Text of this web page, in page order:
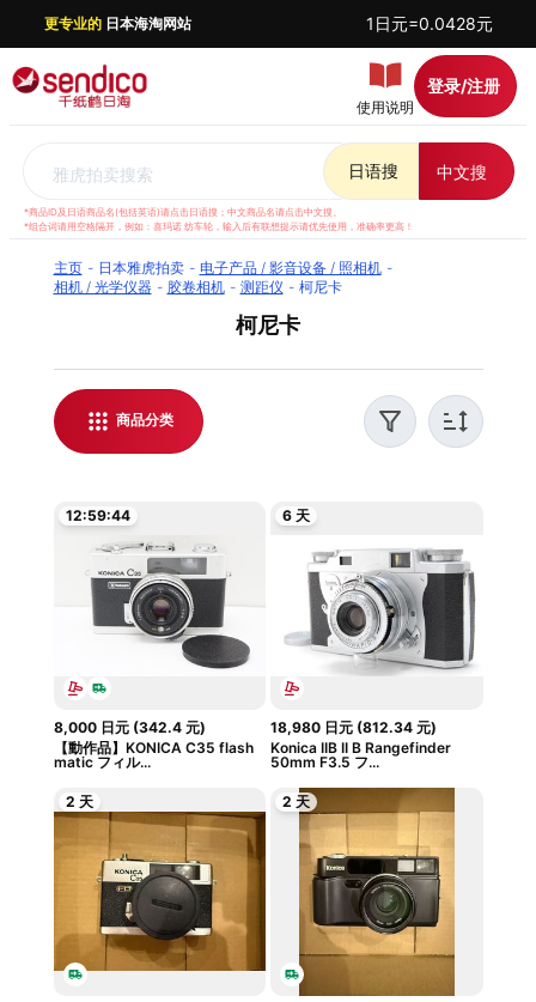
更专业的日本海淘网站 1日元=0.0428元
使用说明
登录/注册
雅虎拍卖搜索 日语搜 中文搜
*商品ID及日语商品名(包括英语)请点击日语搜；中文商品名请点击中文搜。
*组合词请用空格隔开，例如：喜玛诺 纺车轮，输入后有联想提示请优先使用，准确率更高！
主页 日本雅虎拍卖
电子产品 / 影音设备 / 照相机
相机 / 光学仪器
胶卷相机 测距仪 柯尼卡
柯尼卡
千纸鹤日淘提供日本雅虎拍卖 柯尼卡代拍服务，支
持实时汇率结算，方便全球华人日本海淘。我们提
供优质客服支持，解答日淘相关问题，并对每件商
品进行稳妥打包，保障运输安全。无论是购买日本
淘轻松实现。
商品分类
12:59:43
8,000 日元(342.4 元)
【動作品】KONICA C35 flash
matic フィル...
6 天
18,980 日元 (812.34 元)
Konica IIB II B Rangefinder
50mm F3.5 フ...
2 天 2 天